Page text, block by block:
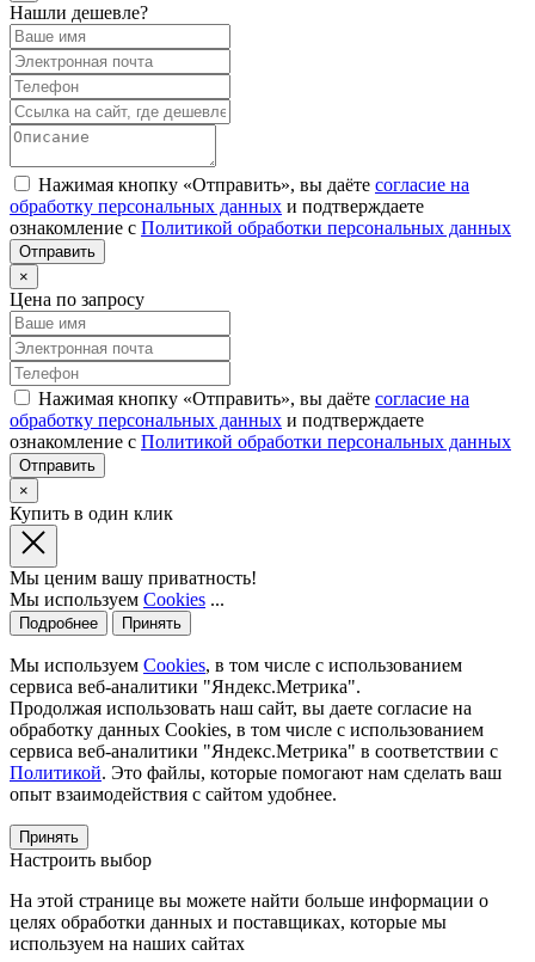
Нашли дешевле?
Нажимая кнопку «Отправить», вы даёте согласие на
обработку персональных данных и подтверждаете
ознакомление с Политикой обработки персональных данных
×
Цена по запросу
Нажимая кнопку «Отправить», вы даёте согласие на
обработку персональных данных и подтверждаете
ознакомление с Политикой обработки персональных данных
×
Купить в один клик
Мы ценим вашу приватность!
Мы используем Cookies ...
Подробнее Принять
Мы используем Cookies, в том числе с использованием
сервиса веб-аналитики "Яндекс.Метрика".
Продолжая использовать наш сайт, вы даете согласие на
обработку данных Cookies, в том числе с использованием
сервиса веб-аналитики "Яндекс.Метрика" в соответствии с
Политикой. Это файлы, которые помогают нам сделать ваш
опыт взаимодействия с сайтом удобнее.
Принять
Настроить выбор
На этой странице вы можете найти больше информации о
целях обработки данных и поставщиках, которые мы
используем на наших сайтах